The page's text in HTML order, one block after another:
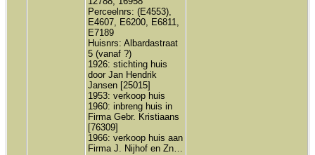
Perceelnrs: (E4553),
E4607, E6200, E6811,
E7189
Huisnrs: Albardastraat
5 (vanaf ?)
1926: stichting huis
door Jan Hendrik
Jansen [25015]
1953: verkoop huis
1960: inbreng huis in
Firma Gebr. Kristiaans
[76309]
1966: verkoop huis aan
Firma J. Nijhof en Zn…